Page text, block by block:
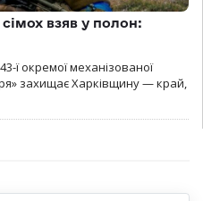
взяв у полон:
ї окремої механізованої
захищає Харківщину — край,